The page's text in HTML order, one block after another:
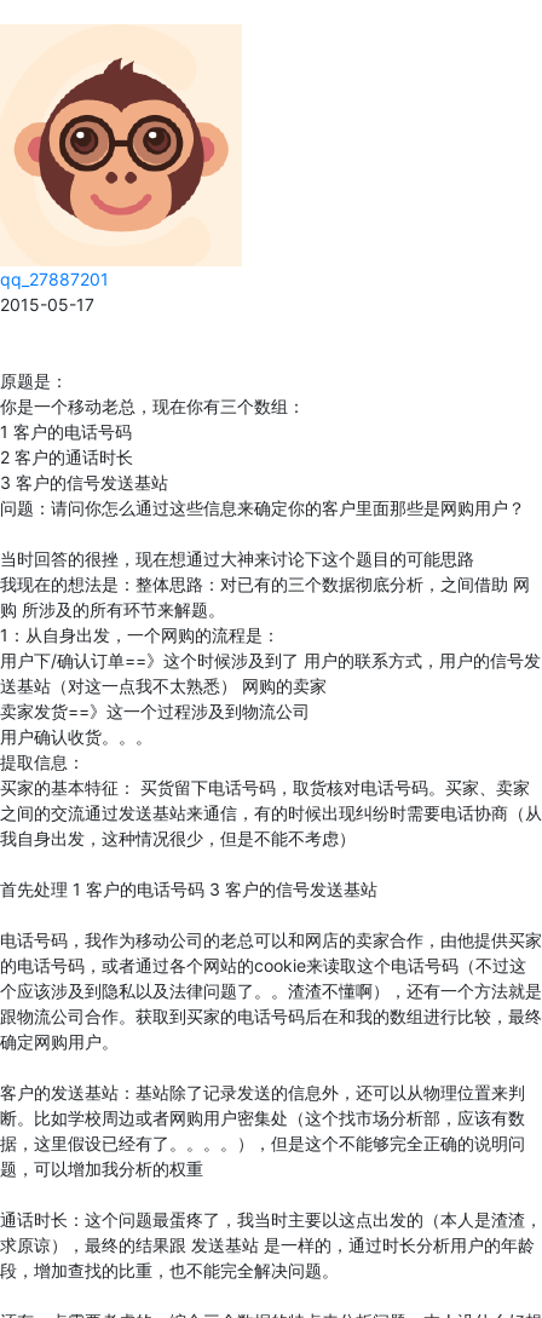
qq_27887201
2015-05-17
原题是：
你是一个移动老总，现在你有三个数组：
1 客户的电话号码
2 客户的通话时长
3 客户的信号发送基站
问题：请问你怎么通过这些信息来确定你的客户里面那些是网购用户？
当时回答的很挫，现在想通过大神来讨论下这个题目的可能思路
我现在的想法是：整体思路：对已有的三个数据彻底分析，之间借助 网
购 所涉及的所有环节来解题。
1：从自身出发，一个网购的流程是：
用户下/确认订单==》这个时候涉及到了 用户的联系方式，用户的信号发
送基站（对这一点我不太熟悉） 网购的卖家
卖家发货==》这一个过程涉及到物流公司
用户确认收货。。。
提取信息：
买家的基本特征： 买货留下电话号码，取货核对电话号码。买家、卖家
之间的交流通过发送基站来通信，有的时候出现纠纷时需要电话协商（从
我自身出发，这种情况很少，但是不能不考虑）
首先处理 1 客户的电话号码 3 客户的信号发送基站
电话号码，我作为移动公司的老总可以和网店的卖家合作，由他提供买家
的电话号码，或者通过各个网站的cookie来读取这个电话号码（不过这
个应该涉及到隐私以及法律问题了。。渣渣不懂啊），还有一个方法就是
跟物流公司合作。获取到买家的电话号码后在和我的数组进行比较，最终
确定网购用户。
客户的发送基站：基站除了记录发送的信息外，还可以从物理位置来判
断。比如学校周边或者网购用户密集处（这个找市场分析部，应该有数
据，这里假设已经有了。。。。），但是这个不能够完全正确的说明问
题，可以增加我分析的权重
通话时长：这个问题最蛋疼了，我当时主要以这点出发的（本人是渣渣，
求原谅），最终的结果跟 发送基站 是一样的，通过时长分析用户的年龄
段，增加查找的比重，也不能完全解决问题。